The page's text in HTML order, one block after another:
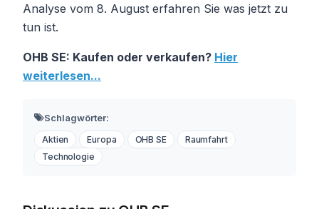
Analyse vom 8. August erfahren Sie was jetzt zu
tun ist.
OHB SE: Kaufen oder verkaufen? Hier
weiterlesen...
Schlagwörter:
Aktien Europa OHB SE
Raumfahrt
Technologie